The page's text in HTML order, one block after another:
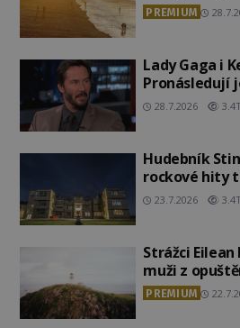
PREMIUM
Lady Gaga i
Pronásledují
28.7.2026
Hudebník
rockové hity
23.7.2026
Strážci
muži z
PREMIUM